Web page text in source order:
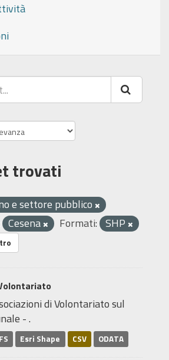
trovati
e settore pubblico
Cesena Formati: SHP
di Volontariato sul
- .
Esri Shape CSV ODATA